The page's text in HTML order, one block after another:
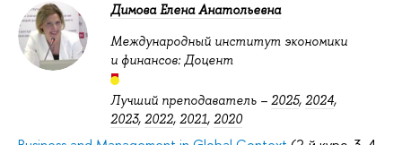
Димова Елена Анатольевна
Международный институт экономики
и финансов: Доцент
Лучший преподаватель – 2025, 2024,
2023, 2022, 2021, 2020